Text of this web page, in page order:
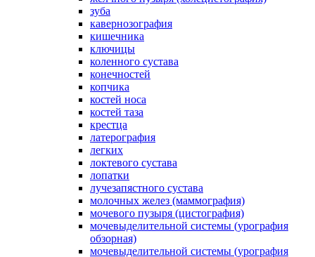
зуба
кавернозография
кишечника
ключицы
коленного сустава
конечностей
копчика
костей носа
костей таза
крестца
латерография
легких
локтевого сустава
лопатки
лучезапястного сустава
молочных желез (маммография)
мочевого пузыря (цистография)
мочевыделительной системы (урография
обзорная)
мочевыделительной системы (урография